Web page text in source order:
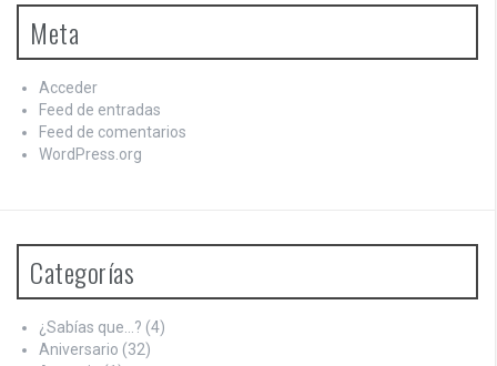
Meta
Acceder
Feed de entradas
Feed de comentarios
WordPress.org
Categorías
¿Sabías que…? (4)
Aniversario (32)